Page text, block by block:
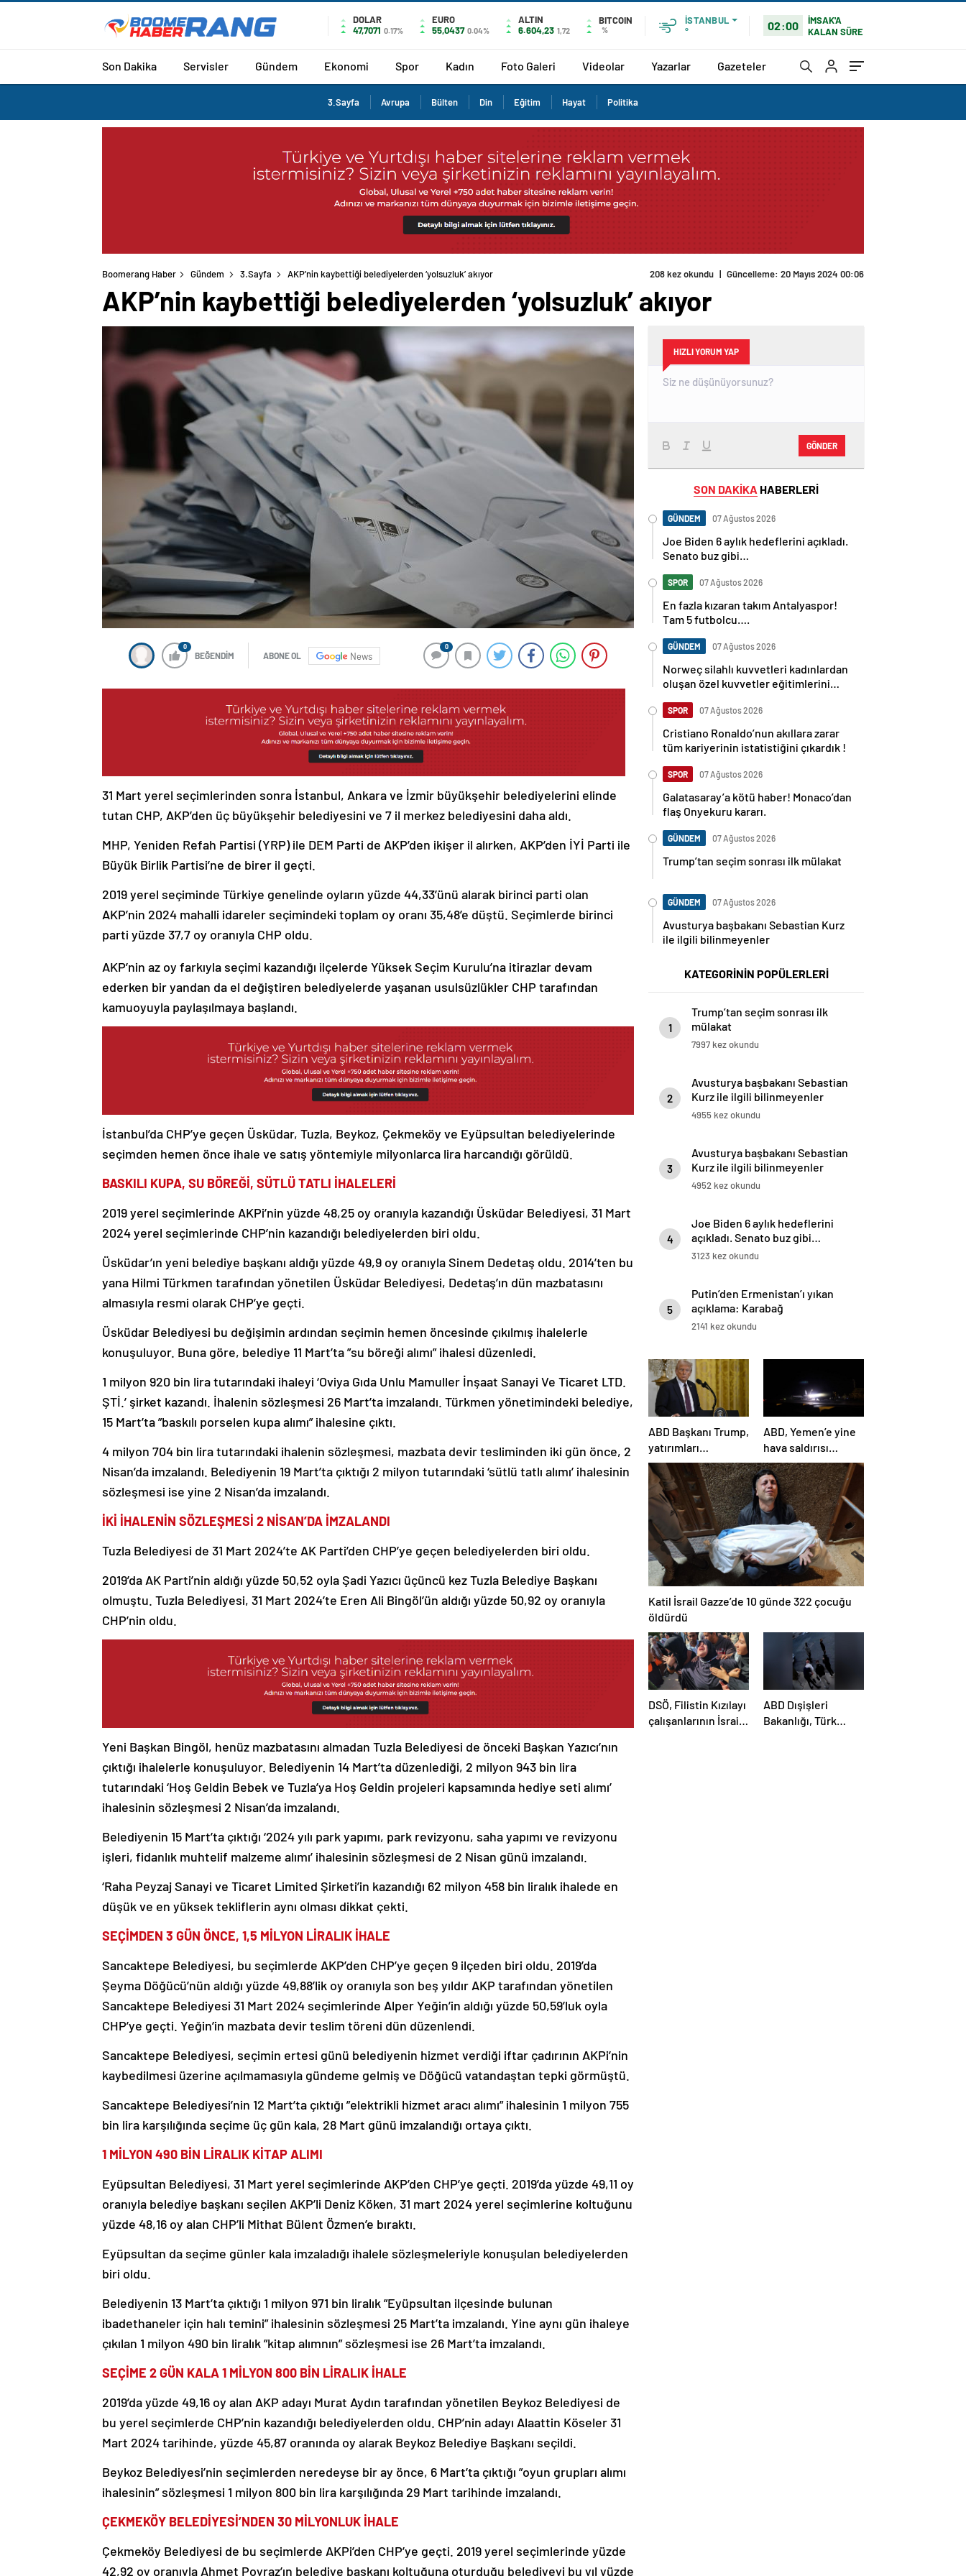
DOLAR
47,7071 0.17%
EURO
55,0437 0.04%
ALTIN
6.604,23 1,72
BITCOIN
%
İSTANBUL
°
02:00
İMSAK'A
KALAN SÜRE
Son Dakika Servisler Gündem Ekonomi Spor Kadın Foto Galeri Videolar Yazarlar Gazeteler
3.Sayfa Avrupa Bülten Din Eğitim Hayat Politika
Boomerang Haber Gündem 3.Sayfa AKP’nin kaybettiği belediyelerden ‘yolsuzluk’ akıyor 208 kez okundu | Güncelleme: 20 Mayıs 2024 00:06
AKP’nin kaybettiği belediyelerden ‘yolsuzluk’ akıyor
0
BEĞENDİM ABONE OL News
0
31 Mart yerel seçimlerinden sonra İstanbul, Ankara ve İzmir büyükşehir belediyelerini elinde
tutan CHP, AKP’den üç büyükşehir belediyesini ve 7 il merkez belediyesini daha aldı.
MHP, Yeniden Refah Partisi (YRP) ile DEM Parti de AKP’den ikişer il alırken, AKP’den İYİ Parti ile
Büyük Birlik Partisi’ne de birer il geçti.
2019 yerel seçiminde Türkiye genelinde oyların yüzde 44,33’ünü alarak birinci parti olan
AKP’nin 2024 mahalli idareler seçimindeki toplam oy oranı 35,48’e düştü. Seçimlerde birinci
parti yüzde 37,7 oy oranıyla CHP oldu.
AKP’nin az oy farkıyla seçimi kazandığı ilçelerde Yüksek Seçim Kurulu’na itirazlar devam
ederken bir yandan da el değiştiren belediyelerde yaşanan usulsüzlükler CHP tarafından
kamuoyuyla paylaşılmaya başlandı.
İstanbul’da CHP’ye geçen Üsküdar, Tuzla, Beykoz, Çekmeköy ve Eyüpsultan belediyelerinde
seçimden hemen önce ihale ve satış yöntemiyle milyonlarca lira harcandığı görüldü.
BASKILI KUPA, SU BÖREĞİ, SÜTLÜ TATLI İHALELERİ
2019 yerel seçimlerinde AKPi’nin yüzde 48,25 oy oranıyla kazandığı Üsküdar Belediyesi, 31 Mart
2024 yerel seçimlerinde CHP’nin kazandığı belediyelerden biri oldu.
Üsküdar’ın yeni belediye başkanı aldığı yüzde 49,9 oy oranıyla Sinem Dedetaş oldu. 2014’ten bu
yana Hilmi Türkmen tarafından yönetilen Üsküdar Belediyesi, Dedetaş’ın dün mazbatasını
almasıyla resmi olarak CHP’ye geçti.
Üsküdar Belediyesi bu değişimin ardından seçimin hemen öncesinde çıkılmış ihalelerle
konuşuluyor. Buna göre, belediye 11 Mart’ta ”su böreği alımı” ihalesi düzenledi.
1 milyon 920 bin lira tutarındaki ihaleyi ‘Oviya Gıda Unlu Mamuller İnşaat Sanayi Ve Ticaret LTD.
ŞTİ.’ şirket kazandı. İhalenin sözleşmesi 26 Mart’ta imzalandı. Türkmen yönetimindeki belediye,
15 Mart’ta ”baskılı porselen kupa alımı” ihalesine çıktı.
4 milyon 704 bin lira tutarındaki ihalenin sözleşmesi, mazbata devir tesliminden iki gün önce, 2
Nisan’da imzalandı. Belediyenin 19 Mart’ta çıktığı 2 milyon tutarındaki ‘sütlü tatlı alımı’ ihalesinin
sözleşmesi ise yine 2 Nisan’da imzalandı.
İKİ İHALENİN SÖZLEŞMESİ 2 NİSAN’DA İMZALANDI
Tuzla Belediyesi de 31 Mart 2024’te AK Parti’den CHP’ye geçen belediyelerden biri oldu.
2019’da AK Parti’nin aldığı yüzde 50,52 oyla Şadi Yazıcı üçüncü kez Tuzla Belediye Başkanı
olmuştu. Tuzla Belediyesi, 31 Mart 2024’te Eren Ali Bingöl’ün aldığı yüzde 50,92 oy oranıyla
CHP’nin oldu.
Yeni Başkan Bingöl, henüz mazbatasını almadan Tuzla Belediyesi de önceki Başkan Yazıcı’nın
çıktığı ihalelerle konuşuluyor. Belediyenin 14 Mart’ta düzenlediği, 2 milyon 943 bin lira
tutarındaki ‘Hoş Geldin Bebek ve Tuzla’ya Hoş Geldin projeleri kapsamında hediye seti alımı’
ihalesinin sözleşmesi 2 Nisan’da imzalandı.
Belediyenin 15 Mart’ta çıktığı ‘2024 yılı park yapımı, park revizyonu, saha yapımı ve revizyonu
işleri, fidanlık muhtelif malzeme alımı’ ihalesinin sözleşmesi de 2 Nisan günü imzalandı.
‘Raha Peyzaj Sanayi ve Ticaret Limited Şirketi’in kazandığı 62 milyon 458 bin liralık ihalede en
düşük ve en yüksek tekliflerin aynı olması dikkat çekti.
SEÇİMDEN 3 GÜN ÖNCE, 1,5 MİLYON LİRALIK İHALE
Sancaktepe Belediyesi, bu seçimlerde AKP’den CHP’ye geçen 9 ilçeden biri oldu. 2019’da
Şeyma Döğücü’nün aldığı yüzde 49,88’lik oy oranıyla son beş yıldır AKP tarafından yönetilen
Sancaktepe Belediyesi 31 Mart 2024 seçimlerinde Alper Yeğin’in aldığı yüzde 50,59’luk oyla
CHP’ye geçti. Yeğin’in mazbata devir teslim töreni dün düzenlendi.
Sancaktepe Belediyesi, seçimin ertesi günü belediyenin hizmet verdiği iftar çadırının AKPi’nin
kaybedilmesi üzerine açılmamasıyla gündeme gelmiş ve Döğücü vatandaştan tepki görmüştü.
Sancaktepe Belediyesi’nin 12 Mart’ta çıktığı ”elektrikli hizmet aracı alımı” ihalesinin 1 milyon 755
bin lira karşılığında seçime üç gün kala, 28 Mart günü imzalandığı ortaya çıktı.
1 MİLYON 490 BİN LİRALIK KİTAP ALIMI
Eyüpsultan Belediyesi, 31 Mart yerel seçimlerinde AKP’den CHP’ye geçti. 2019’da yüzde 49,11 oy
oranıyla belediye başkanı seçilen AKP’li Deniz Köken, 31 mart 2024 yerel seçimlerine koltuğunu
yüzde 48,16 oy alan CHP’li Mithat Bülent Özmen’e bıraktı.
Eyüpsultan da seçime günler kala imzaladığı ihalele sözleşmeleriyle konuşulan belediyelerden
biri oldu.
Belediyenin 13 Mart’ta çıktığı 1 milyon 971 bin liralık ”Eyüpsultan ilçesinde bulunan
ibadethaneler için halı temini” ihalesinin sözleşmesi 25 Mart’ta imzalandı. Yine aynı gün ihaleye
çıkılan 1 milyon 490 bin liralık ”kitap alımnın” sözleşmesi ise 26 Mart’ta imzalandı.
SEÇİME 2 GÜN KALA 1 MİLYON 800 BİN LİRALIK İHALE
2019’da yüzde 49,16 oy alan AKP adayı Murat Aydın tarafından yönetilen Beykoz Belediyesi de
bu yerel seçimlerde CHP’nin kazandığı belediyelerden oldu. CHP’nin adayı Alaattin Köseler 31
Mart 2024 tarihinde, yüzde 45,87 oranında oy alarak Beykoz Belediye Başkanı seçildi.
Beykoz Belediyesi’nin seçimlerden neredeyse bir ay önce, 6 Mart’ta çıktığı ”oyun grupları alımı
ihalesinin” sözleşmesi 1 milyon 800 bin lira karşılığında 29 Mart tarihinde imzalandı.
ÇEKMEKÖY BELEDİYESİ’NDEN 30 MİLYONLUK İHALE
Çekmeköy Belediyesi de bu seçimlerde AKPi’den CHP’ye geçti. 2019 yerel seçimlerinde yüzde
42,92 oy oranıyla Ahmet Poyraz’ın belediye başkanı koltuğuna oturduğu belediyeyi bu yıl yüzde
HIZLI YORUM YAP
GÖNDER
SON DAKİKA HABERLERİ
GÜNDEM 07 Ağustos 2026
Joe Biden 6 aylık hedeflerini açıkladı.
Senato buz gibi…
SPOR 07 Ağustos 2026
En fazla kızaran takım Antalyaspor!
Tam 5 futbolcu….
GÜNDEM 07 Ağustos 2026
Norweç silahlı kuvvetleri kadınlardan
oluşan özel kuvvetler eğitimlerini
SPOR 07 Ağustos 2026
Cristiano Ronaldo’nun akıllara zarar
tüm kariyerinin istatistiğini çıkardık !
SPOR 07 Ağustos 2026
Galatasaray’a kötü haber! Monaco’dan
flaş Onyekuru kararı.
GÜNDEM 07 Ağustos 2026
Trump’tan seçim sonrası ilk mülakat
GÜNDEM 07 Ağustos 2026
Avusturya başbakanı Sebastian Kurz
ile ilgili bilinmeyenler
KATEGORİNİN POPÜLERLERİ
1
Trump’tan seçim sonrası ilk
mülakat
7997 kez okundu
2
Avusturya başbakanı Sebastian
Kurz ile ilgili bilinmeyenler
4955 kez okundu
3
Avusturya başbakanı Sebastian
Kurz ile ilgili bilinmeyenler
4952 kez okundu
4
Joe Biden 6 aylık hedeflerini
açıkladı. Senato buz gibi…
3123 kez okundu
5
Putin’den Ermenistan’ı yıkan
açıklama: Karabağ
Azerbaycan’ın ayrılmaz bir
2141 kez okundu
ABD Başkanı Trump,
yatırımları
hızlandırmak için
yeni bir ofis kuruyor
ABD, Yemen’e yine
hava saldırısı
düzenledi
Katil İsrail Gazze’de 10 günde 322 çocuğu
öldürdü
DSÖ, Filistin Kızılayı
çalışanlarının İsrail
ABD Dışişleri
Bakanlığı, Türk